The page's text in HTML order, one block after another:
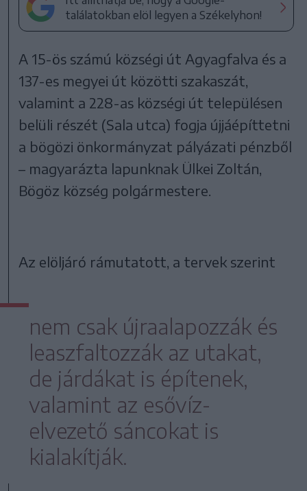
találatokban elöl legyen a Székelyhon!
A 15-ös számú községi út Agyagfalva és a
137-es megyei út közötti szakaszát,
valamint a 228-as községi út településen
belüli részét (Sala utca) fogja újjáépíttetni
a bögözi önkormányzat pályázati pénzből
– magyarázta lapunknak Ülkei Zoltán,
Bögöz község polgármestere.
Az elöljáró rámutatott, a tervek szerint
nem csak újraalapozzák és
leaszfaltozzák az utakat,
de járdákat is építenek,
valamint az esővíz-
elvezető sáncokat is
kialakítják.